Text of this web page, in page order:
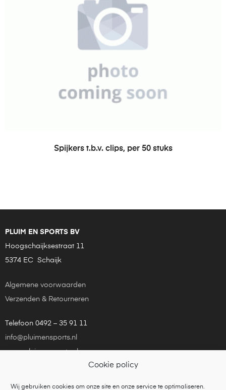
Cookie policy
Wij gebruiken cookies om onze site en onze service te optimaliseren.
LEES VERDER
Spijkers t.b.v. clips, per 50 stuks
PLUIM EN SPORTS BV
Hoogschaijksestraat 11
5374 EC Schaijk
Algemene voorwaarden
Verzenden & Retourneren
Telefoon 0492 – 35 91 11
info@pluimensports.nl
www.pluimensports.nl